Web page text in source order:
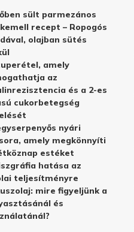
sült parmezános
recept – Ropogós
olajban sütés
amely
az
és a 2-es
cukorbetegség
nyári
amely megkönnyíti
estéket
hatása az
teljesítményre
mire figyeljünk a
és